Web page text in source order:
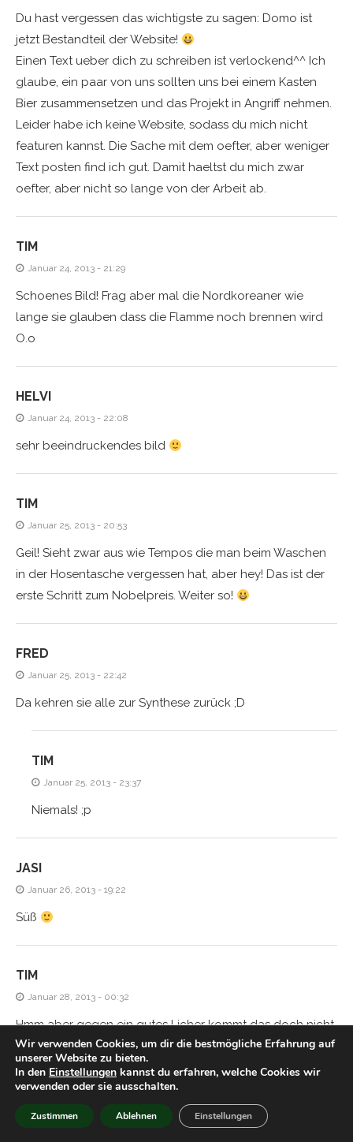
Du hast vergessen das wichtigste zu sagen: Domo ist
jetzt Bestandteil der Website!
Einen Text ueber dich zu schreiben ist verlockend^^ Ich
glaube, ein paar von uns sollten uns bei einem Kasten
Bier zusammensetzen und das Projekt in Angriff nehmen.
Leider habe ich keine Website, sodass du mich nicht
featuren kannst. Die Sache mit dem oefter, aber weniger
Text posten find ich gut. Damit haeltst du mich zwar
oefter, aber nicht so lange von der Arbeit ab.
TIM
Januar 24, 2013 - 21:29
Schoenes Bild! Frag aber mal die Nordkoreaner wie
lange sie glauben dass die Flamme noch brennen wird
O.o
HELVI
Januar 24, 2013 - 22:08
sehr beeindruckendes bild
TIM
Januar 25, 2013 - 20:53
Geil! Sieht zwar aus wie Tempos die man beim Waschen
in der Hosentasche vergessen hat, aber hey! Das ist der
erste Schritt zum Nobelpreis. Weiter so!
FRED
Januar 25, 2013 - 22:42
Da kehren sie alle zur Synthese zurück ;D
TIM
Januar 25, 2013 - 23:37
Niemals! ;p
JASI
Januar 26, 2013 - 19:22
Süß
TIM
Januar 28, 2013 - 00:32
Hmm aber gegen ein gutes Licher kommt das doch nicht
an, oder?
HIACYNTA
Januar 28, 2013 - 21:54
Wir verwenden Cookies, um dir die bestmögliche Erfahrung auf
unserer Website zu bieten.
In den Einstellungen kannst du erfahren, welche Cookies wir
verwenden oder sie ausschalten.
Zustimmen Ablehnen Einstellungen